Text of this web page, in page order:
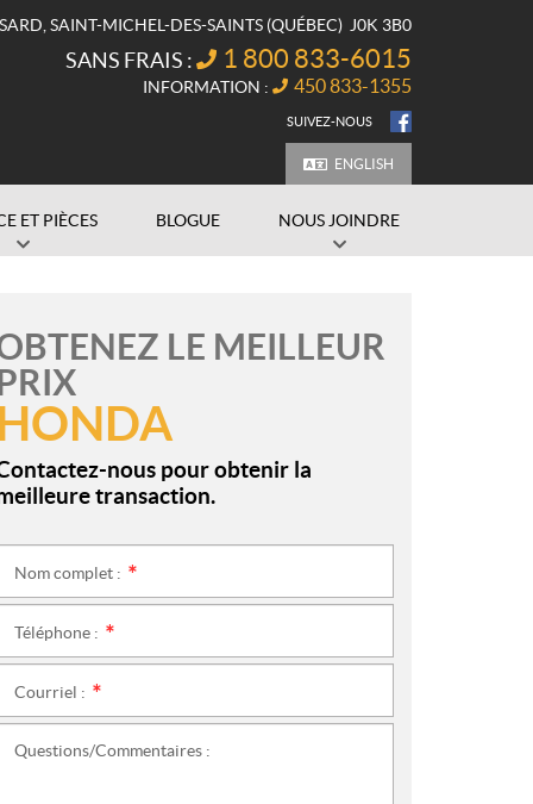
SAINT-MICHEL-DES-SAINTS (QUÉBEC) J0K 3B0
SANS FRAIS : 1 800 833-6015
INFORMATION : 450 833-1355
SUIVEZ-NOUS
ENGLISH
ET PIÈCES BLOGUE NOUS JOINDRE
LE MEILLEUR
HONDA
nous pour obtenir la
transaction.
Nom complet :
Téléphone :
Courriel :
Questions/Commentaires :